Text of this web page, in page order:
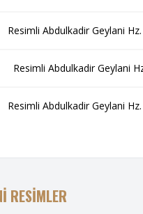
Resimli Abdulkadir Geylani
Resimli Abdulkadir Geylani
Resimli Abdulkadir Geylani
RESİMLER